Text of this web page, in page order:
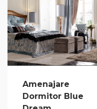
Amenajare
Dormitor Blue